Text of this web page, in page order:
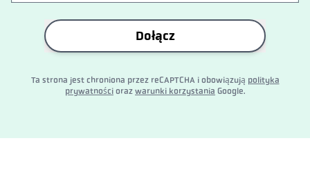
Dołącz
Ta strona jest chroniona przez reCAPTCHA i obowiązują polityka
prywatności oraz warunki korzystania Google.